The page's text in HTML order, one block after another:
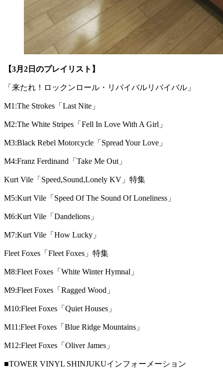
【3月2日のプレイリスト】
「来たれ！ロックンロール・リバイバルリバイバル」
M1:The Strokes「Last Nite」
M2:The White Stripes「Fell In Love With A Girl」
M3:Black Rebel Motorcycle「Spread Your Love」
M4:Franz Ferdinand「Take Me Out」
Kurt Vile「Speed,Sound,Lonely KV」特集
M5:Kurt Vile「Speed Of The Sound Of Loneliness」
M6:Kurt Vile「Dandelions」
M7:Kurt Vile「How Lucky」
Fleet Foxes「Fleet Foxes」特集
M8:Fleet Foxes「White Winter Hymnal」
M9:Fleet Foxes「Ragged Wood」
M10:Fleet Foxes「Quiet Houses」
M11:Fleet Foxes「Blue Ridge Mountains」
M12:Fleet Foxes「Oliver James」
■TOWER VINYL SHINJUKUインフォーメーション